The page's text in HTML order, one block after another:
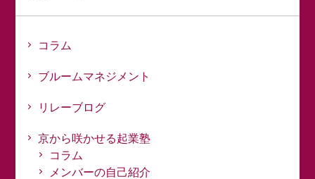
コラム
ブルームマネジメント
リレーブログ
京から咲かせる起業塾
コラム
メンバーの自己紹介